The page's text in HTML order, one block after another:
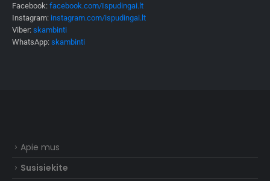
Facebook: facebook.com/Ispudingai.lt
Instagram: instagram.com/ispudingai.lt
Viber: skambinti
WhatsApp: skambinti
Apie mus
Susisiekite